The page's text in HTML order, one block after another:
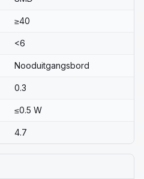
≥40
<6
Nooduitgangsbord
0.3
≤0.5 W
4.7